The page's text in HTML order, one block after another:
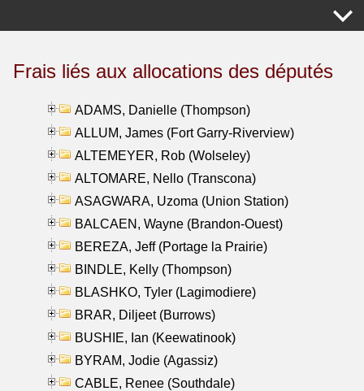
Frais liés aux allocations des députés
ADAMS, Danielle (Thompson)
ALLUM, James (Fort Garry-Riverview)
ALTEMEYER, Rob (Wolseley)
ALTOMARE, Nello (Transcona)
ASAGWARA, Uzoma (Union Station)
BALCAEN, Wayne (Brandon-Ouest)
BEREZA, Jeff (Portage la Prairie)
BINDLE, Kelly (Thompson)
BLASHKO, Tyler (Lagimodiere)
BRAR, Diljeet (Burrows)
BUSHIE, Ian (Keewatinook)
BYRAM, Jodie (Agassiz)
CABLE, Renee (Southdale)